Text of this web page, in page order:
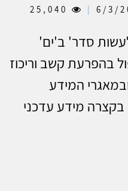
|
סדר' ב'ים'
בהפרעת קשב וריכוז
המידע
מידע עדכני